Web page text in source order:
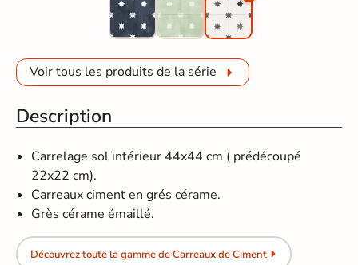
Voir tous les produits de la série
Description
Carrelage sol intérieur 44x44 cm ( prédécoupé
22x22 cm).
Carreaux ciment en grés cérame.
Grès cérame émaillé.
Découvrez toute la gamme de Carreaux de Ciment